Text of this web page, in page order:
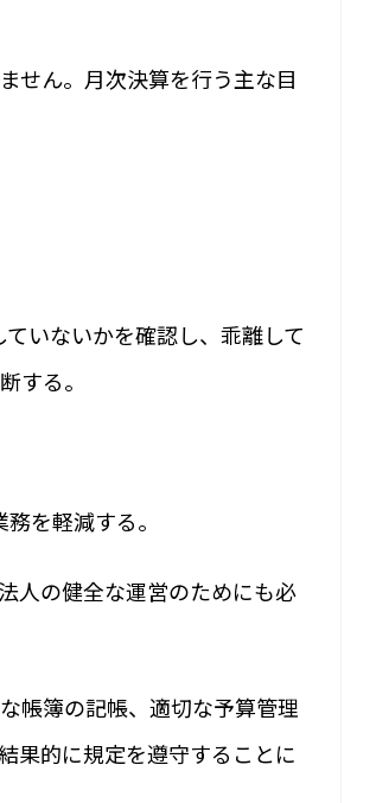
せん。月次決算を行う主な目
いないかを確認し、乖離して
する。
を軽減する。
人の健全な運営のためにも必
帳簿の記帳、適切な予算管理
果的に規定を遵守することに